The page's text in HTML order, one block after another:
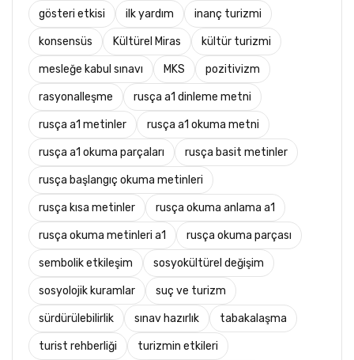
gösteri etkisi ilk yardım inanç turizmi
konsensüs Kültürel Miras kültür turizmi
mesleğe kabul sınavı MKS pozitivizm
rasyonalleşme rusça a1 dinleme metni
rusça a1 metinler rusça a1 okuma metni
rusça a1 okuma parçaları rusça basit metinler
rusça başlangıç okuma metinleri
rusça kısa metinler rusça okuma anlama a1
rusça okuma metinleri a1 rusça okuma parçası
sembolik etkileşim sosyokültürel değişim
sosyolojik kuramlar suç ve turizm
sürdürülebilirlik sınav hazırlık tabakalaşma
turist rehberliği turizmin etkileri